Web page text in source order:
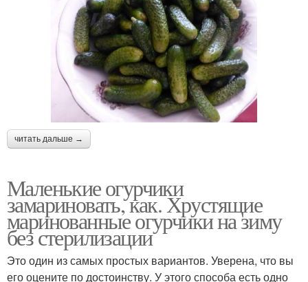
читать дальше →
Маленькие огурчики
замариновать, как. Хрустящие
маринованные огурчики на зиму
без стерилизации
Это один из самых простых вариантов. Уверена, что вы
его оцените по достоинству. У этого способа есть одно